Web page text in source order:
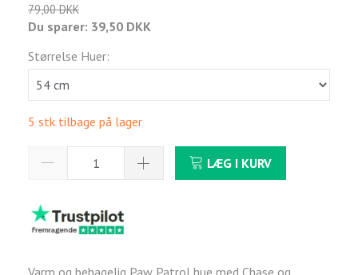
79,00 DKK
Du sparer: 39,50 DKK
Størrelse Huer:
5 stk tilbage på lager
LÆG I KURV